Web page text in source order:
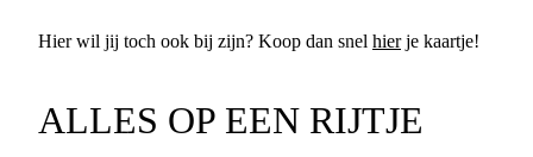
Hier wil jij toch ook bij zijn? Koop dan snel hierje kaartje!
ALLES OP EEN RIJTJE